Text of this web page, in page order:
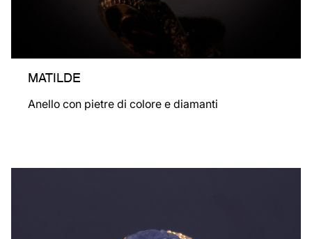
MATILDE
Anello con pietre di colore e diamanti